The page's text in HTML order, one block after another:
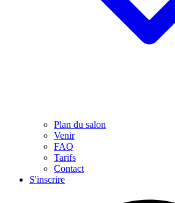
Plan du salon
Venir
FAQ
Tarifs
Contact
S'inscrire